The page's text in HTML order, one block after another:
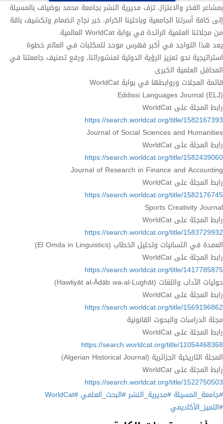
بمشاعر الفخر والاعتزاز، تزف مديرية النشر بجامعة محمد بوضياف بالمسيلة
إلى كافة أسرتنا الجامعية وباحثينا الكرام، خبر نجاح انضمام وتكشيف باقة
من مجلاتنا العلمية الرائدة في بوابة WorldCat العالمية.
يعد هذا التواجد في أكبر فهرس موحد للمكتبات في العالم خطوة
استراتيجية نحو تعزيز الرؤية الدولية لمنشوراتنا، ورفع تصنيف جامعتنا في
المحافل العلمية الكبرى
قائمة المجلات وروابطها في بوابة WorldCat
Eddissi Languages Journal (ELJ)
رابط المجلة على WorldCat
https://search.worldcat.org/title/1582167393
Journal of Social Sciences and Humanities
رابط المجلة على WorldCat
https://search.worldcat.org/title/1582439060
Journal of Research in Finance and Accounting
رابط المجلة على WorldCat
https://search.worldcat.org/title/1582176745
Sports Creativity Journal
رابط المجلة على WorldCat
https://search.worldcat.org/title/1583729932
العمدة في اللسانيات وتحليل الخطاب (El Omda in Linguistics)
رابط المجلة على WorldCat
https://search.worldcat.org/title/1417785875
حوليات الآداب واللغات (Hawliyāt al-Ādāb wa-al-Lughāt)
رابط المجلة على WorldCat
https://search.worldcat.org/title/1569196862
مجلة الدراسات والبحوث القانونية
رابط المجلة على WorldCat
https://search.worldcat.org/title/11054468368
المجلة التاريخية الجزائرية (Algerian Historical Journal)
رابط المجلة على WorldCat
https://search.worldcat.org/title/1522750503
#جامعة_المسيلة #مديرية_النشر#البحث_العلمي #WorldCat
#التميز_الأكاديمي